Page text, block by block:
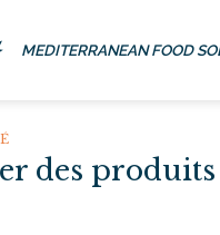
MEDITERRANEAN FOOD
des